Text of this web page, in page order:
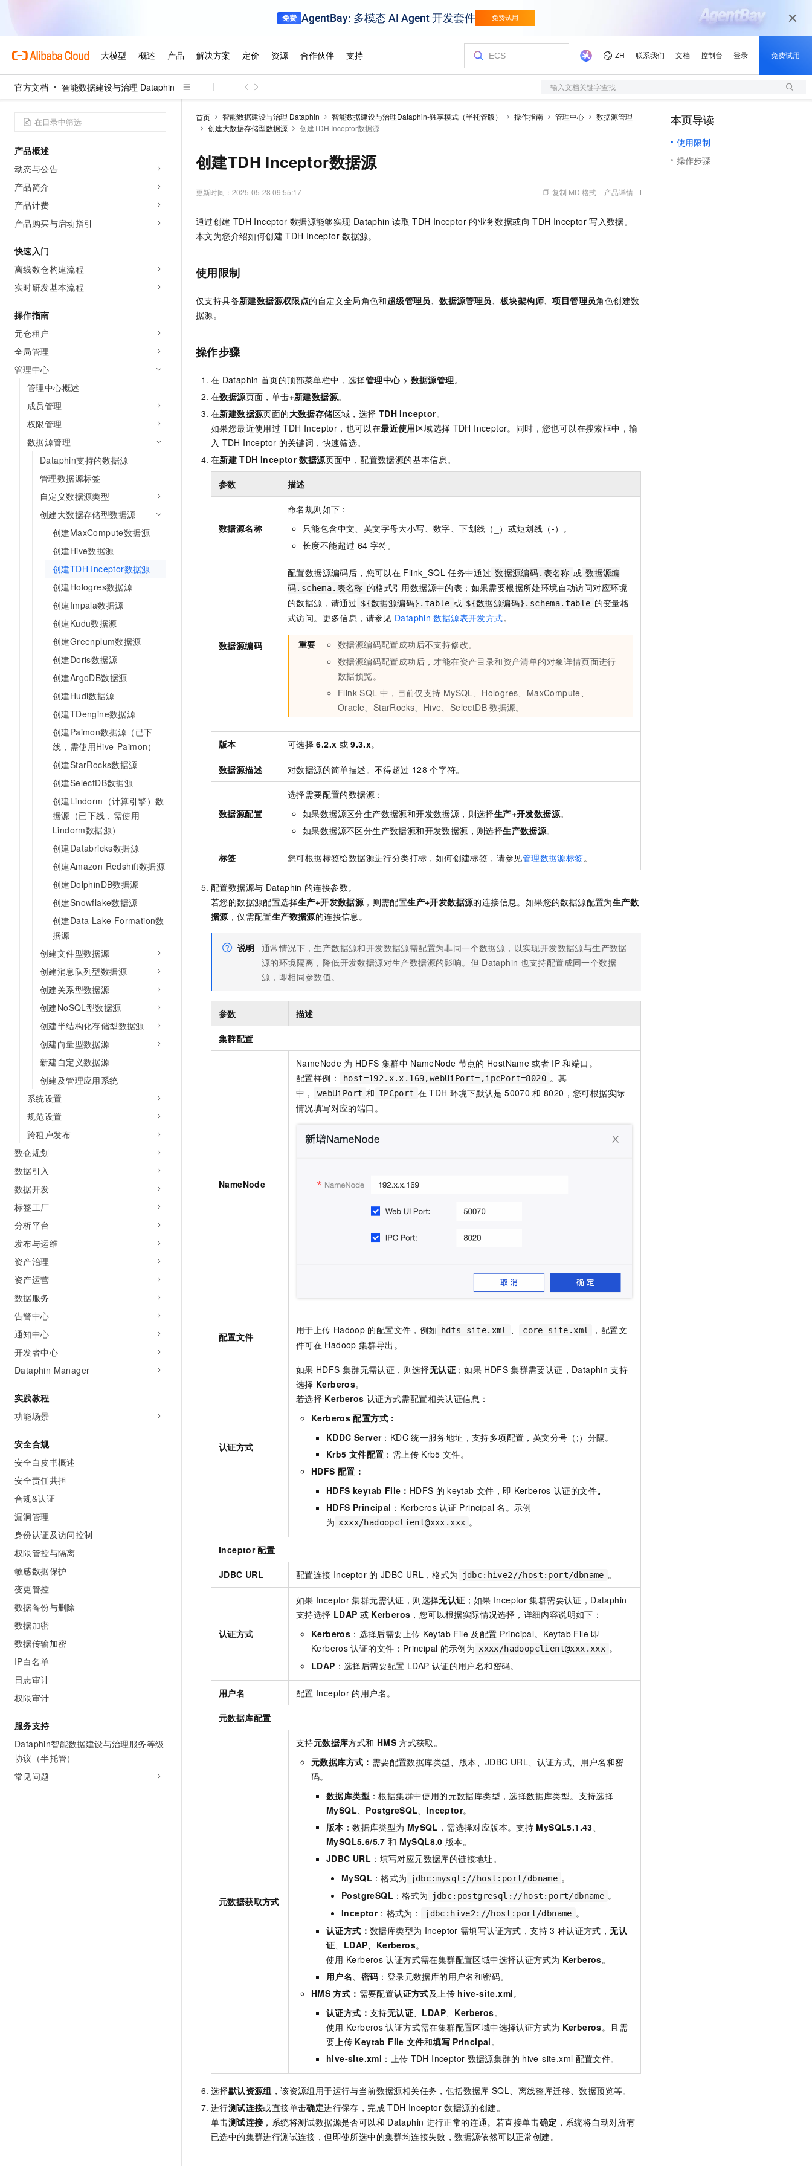
官方文档 智能数据建设与治理 Dataphin 输入文档关键字查找
产品概述
动态与公告
产品简介
产品计费
产品购买与启动指引
快速入门
离线数仓构建流程
实时研发基本流程
操作指南
元仓租户
全局管理
管理中心
管理中心概述
成员管理
权限管理
数据源管理
Dataphin支持的数据源
管理数据源标签
自定义数据源类型
创建大数据存储型数据源
创建MaxCompute数据源
创建Hive数据源
创建TDH Inceptor数据源
创建Hologres数据源
创建Impala数据源
创建Kudu数据源
创建Greenplum数据源
创建Doris数据源
创建ArgoDB数据源
创建Hudi数据源
创建TDengine数据源
创建Paimon数据源（已下
线，需使用Hive-Paimon）
创建StarRocks数据源
创建SelectDB数据源
创建Lindorm（计算引擎）数
据源（已下线，需使用
Lindorm数据源）
创建Databricks数据源
创建Amazon Redshift数据源
创建DolphinDB数据源
创建Snowflake数据源
创建Data Lake Formation数
据源
创建文件型数据源
创建消息队列型数据源
创建关系型数据源
创建NoSQL型数据源
创建半结构化存储型数据源
创建向量型数据源
新建自定义数据源
创建及管理应用系统
系统设置
规范设置
跨租户发布
数仓规划
数据引入
数据开发
标签工厂
分析平台
发布与运维
资产治理
资产运营
数据服务
告警中心
通知中心
开发者中心
Dataphin Manager
实践教程
功能场景
安全合规
安全白皮书概述
安全责任共担
合规&认证
漏洞管理
身份认证及访问控制
权限管控与隔离
敏感数据保护
变更管控
数据备份与删除
数据加密
数据传输加密
IP白名单
日志审计
权限审计
服务支持
Dataphin智能数据建设与治理服务等级
协议（半托管）
常见问题
首页 智能数据建设与治理 Dataphin 智能数据建设与治理Dataphin-独享模式（半托管版） 操作指南 管理中心
数据源管理
创建大数据存储型数据源
创建TDH Inceptor数据源
创建TDH Inceptor数据源
更新时间： 2025-05-28 09:55:17 复制 MD 格式 产品详情
通过创建 TDH Inceptor 数据源能够实现 Dataphin 读取 TDH Inceptor 的业务数据或向 TDH Inceptor 写入数据。
本文为您介绍如何创建 TDH Inceptor 数据源。
使用限制
仅支持具备新建数据源权限点的自定义全局角色和超级管理员、数据源管理员、板块架构师、项目管理员角色创建数
据源。
操作步骤
在 Dataphin 首页的顶部菜单栏中，选择管理中心> 数据源管理。
在数据源页面，单击+新建数据源。
在新建数据源页面的大数据存储区域，选择 TDH Inceptor。
如果您最近使用过 TDH Inceptor，也可以在最近使用区域选择 TDH Inceptor。同时，您也可以在搜索框中，输
入 TDH Inceptor 的关键词，快速筛选。
在新建 TDH Inceptor 数据源页面中，配置数据源的基本信息。
参数 描述
数据源名称
命名规则如下：
只能包含中文、英文字母大小写、数字、下划线（_）或短划线（-）。
长度不能超过 64 字符。
数据源编码
配置数据源编码后，您可以在 Flink_SQL 任务中通过 数据源编码.表名称 或 数据源编
码.schema.表名称 的格式引用数据源中的表；如果需要根据所处环境自动访问对应环境
的数据源，请通过 ${数据源编码}.table 或 ${数据源编码}.schema.table 的变量格
式访问。更多信息，请参见 Dataphin 数据源表开发方式。
重要
数据源编码配置成功后不支持修改。
数据源编码配置成功后，才能在资产目录和资产清单的对象详情页面进行
数据预览。
Flink SQL 中，目前仅支持 MySQL、Hologres、MaxCompute、
Oracle、StarRocks、Hive、SelectDB 数据源。
版本 可选择 6.2.x 或 9.3.x。
数据源描述 对数据源的简单描述。不得超过 128 个字符。
数据源配置
选择需要配置的数据源：
如果数据源区分生产数据源和开发数据源，则选择生产+开发数据源。
如果数据源不区分生产数据源和开发数据源，则选择生产数据源。
标签 您可根据标签给数据源进行分类打标，如何创建标签，请参见管理数据源标签。
配置数据源与 Dataphin 的连接参数。
若您的数据源配置选择生产+开发数据源，则需配置生产+开发数据源的连接信息。如果您的数据源配置为生产数
据源，仅需配置生产数据源的连接信息。
说明 通常情况下，生产数据源和开发数据源需配置为非同一个数据源，以实现开发数据源与生产数据
源的环境隔离，降低开发数据源对生产数据源的影响。但 Dataphin 也支持配置成同一个数据
源，即相同参数值。
参数 描述
集群配置
NameNode
NameNode 为 HDFS 集群中 NameNode 节点的 HostName 或者 IP 和端口。
配置样例：
host=192.x.x.169,webUiPort=,ipcPort=8020 。其
中，
webUiPort 和 IPCport 在 TDH 环境下默认是 50070 和 8020，您可根据实际
情况填写对应的端口。
配置文件
用于上传 Hadoop 的配置文件，例如 hdfs-site.xml 、 core-site.xml
，配置文
件可在 Hadoop 集群导出。
认证方式
如果 HDFS 集群无需认证，则选择无认证 ；如果 HDFS 集群需要认证，Dataphin 支持
选择 Kerberos。
若选择 Kerberos 认证方式需配置相关认证信息：
Kerberos 配置方式：
KDDC Server：KDC 统一服务地址，支持多项配置，英文分号（;）分隔。
Krb5 文件配置 ：需上传 Krb5 文件。
HDFS 配置：
HDFS keytab File： HDFS 的 keytab 文件，即 Kerberos 认证的文件。
HDFS Principal ：Kerberos 认证 Principal 名。示例
为 xxxx/hadoopclient@xxx.xxx 。
Inceptor 配置
JDBC URL 配置连接 Inceptor 的 JDBC URL，格式为 jdbc:hive2//host:port/dbname 。
认证方式
如果 Inceptor 集群无需认证，则选择无认证 ；如果 Inceptor 集群需要认证，Dataphin
支持选择 LDAP 或 Kerberos ，您可以根据实际情况选择，详细内容说明如下：
Kerberos ：选择后需要上传 Keytab File 及配置 Principal。Keytab File 即
Kerberos 认证的文件；Principal 的示例为 xxxx/hadoopclient@xxx.xxx 。
LDAP ：选择后需要配置 LDAP 认证的用户名和密码。
用户名 配置 Inceptor 的用户名。
元数据库配置
元数据获取方式
支持元数据库方式和 HMS 方式获取。
元数据库方式： 需要配置数据库类型、版本、JDBC URL、认证方式、用户名和密
码。
数据库类型 ：根据集群中使用的元数据库类型，选择数据库类型。支持选择
MySQL、 PostgreSQL、 Inceptor。
版本 ：数据库类型为 MySQL ，需选择对应版本。支持 MySQL5.1.43、
MySQL5.6/5.7 和 MySQL8.0 版本。
JDBC URL ：填写对应元数据库的链接地址。
MySQL ：格式为 jdbc:mysql://host:port/dbname 。
PostgreSQL ：格式为 jdbc:postgresql://host:port/dbname 。
Inceptor：格式为： jdbc:hive2://host:port/dbname 。
认证方式： 数据库类型为 Inceptor 需填写认证方式，支持 3 种认证方式，无认
证、 LDAP、 Kerberos。
使用 Kerberos 认证方式需在集群配置区域中选择认证方式为 Kerberos。
用户名、 密码 ：登录元数据库的用户名和密码。
HMS 方式： 需要配置认证方式及上传 hive-site.xml。
认证方式： 支持无认证、 LDAP、 Kerberos。
使用 Kerberos 认证方式需在集群配置区域中选择认证方式为 Kerberos。且需
要上传 Keytab File 文件和填写 Principal。
hive-site.xml ：上传 TDH Inceptor 数据源集群的 hive-site.xml 配置文件。
选择默认资源组 ，该资源组用于运行与当前数据源相关任务，包括数据库 SQL、离线整库迁移、数据预览等。
进行测试连接或直接单击确定进行保存，完成 TDH Inceptor 数据源的创建。
单击测试连接 ，系统将测试数据源是否可以和 Dataphin 进行正常的连通。若直接单击确定 ，系统将自动对所有
已选中的集群进行测试连接，但即使所选中的集群均连接失败，数据源依然可以正常创建。
本页导读
使用限制
操作步骤